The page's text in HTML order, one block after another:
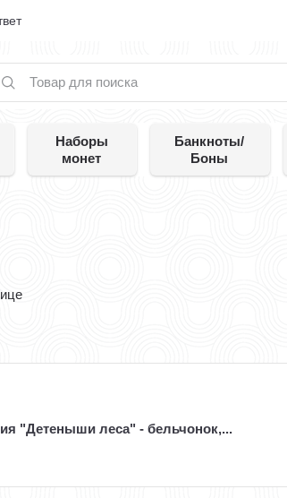
Наборы
монет
Банкноты/
Боны
"Детеныши леса" - бельчонок,...